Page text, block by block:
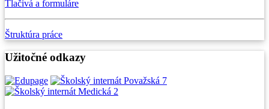
Tlačivá a formuláre
Štruktúra práce
Užitočné odkazy